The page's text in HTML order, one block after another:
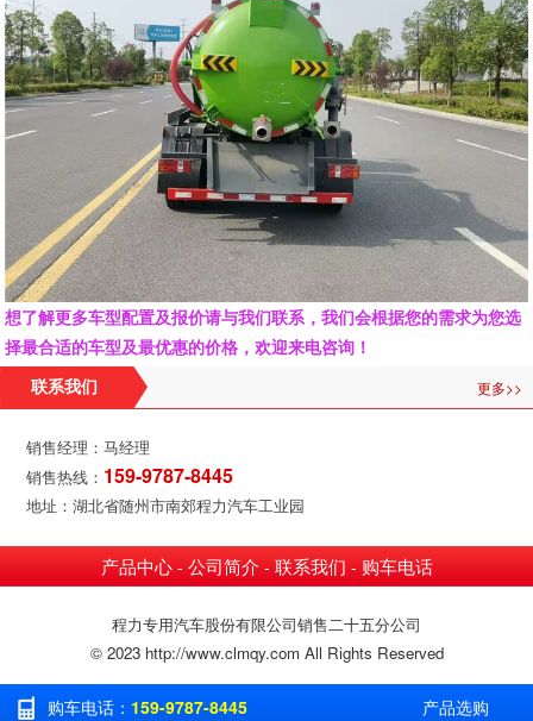
想了解更多车型配置及报价请与我们联系，我们会根据您的需求为您选
择最合适的车型及最优惠的价格，欢迎来电咨询！
联系我们 更多>>
销售经理：马经理
销售热线： 159-9787-8445
地址：湖北省随州市南郊程力汽车工业园
产品中心- 公司简介 - 联系我们 - 购车电话
程力专用汽车股份有限公司销售二十五分公司
© 2023 http://www.clmqy.com All Rights Reserved
购车电话： 159-9787-8445 产品选购